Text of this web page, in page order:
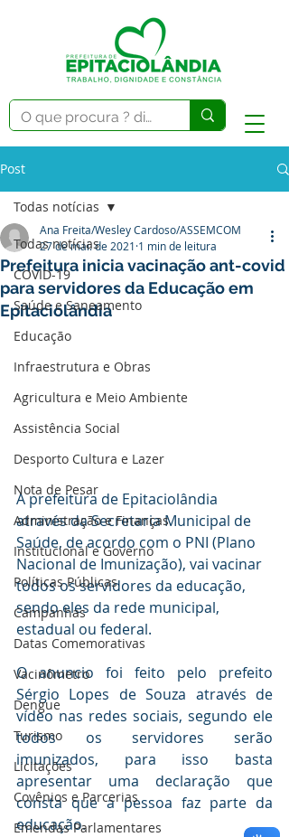
Post
Todas notícias
COVID-19
Saúde e Saneamento
Educação
Infraestrutura e Obras
Agricultura e Meio Ambiente
Assistência Social
Desporto Cultura e Lazer
Nota de Pesar
Administração e Finanças
Institucional e Governo
Políticas Públicas
Campanhas
Datas Comemorativas
Vacinômetro
Dengue
Turismo
Licitações
Covênios e Parcerias
Emendas Parlamentares
Todas notícias
Prefeitura inicia vacinação ant-covid
para servidores da Educação em
Epitaciolândia
Ana Freita/Wesley Cardoso/ASSEMCOM
27 de mai. de 2021 1 min de leitura
A prefeitura de Epitaciolândia
através da Secretaria Municipal de
Saúde, de acordo com o PNI (Plano
Nacional de Imunização), vai vacinar
todos os servidores da educação,
sendo eles da rede municipal,
estadual ou federal.
O anuncio foi feito pelo prefeito
Sérgio Lopes de Souza através de
vídeo nas redes sociais, segundo ele
todos os servidores serão
imunizados, para isso basta
apresentar uma declaração que
consta que a pessoa faz parte da
educação.